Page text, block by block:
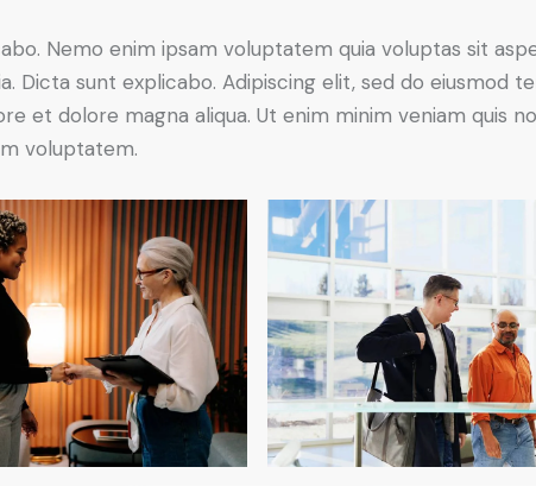
Nemo enim ipsam voluptatem quia voluptas sit
Dicta sunt explicabo. Adipiscing elit, sed do eiusmod
et dolore magna aliqua. Ut enim minim veniam quis
voluptatem.